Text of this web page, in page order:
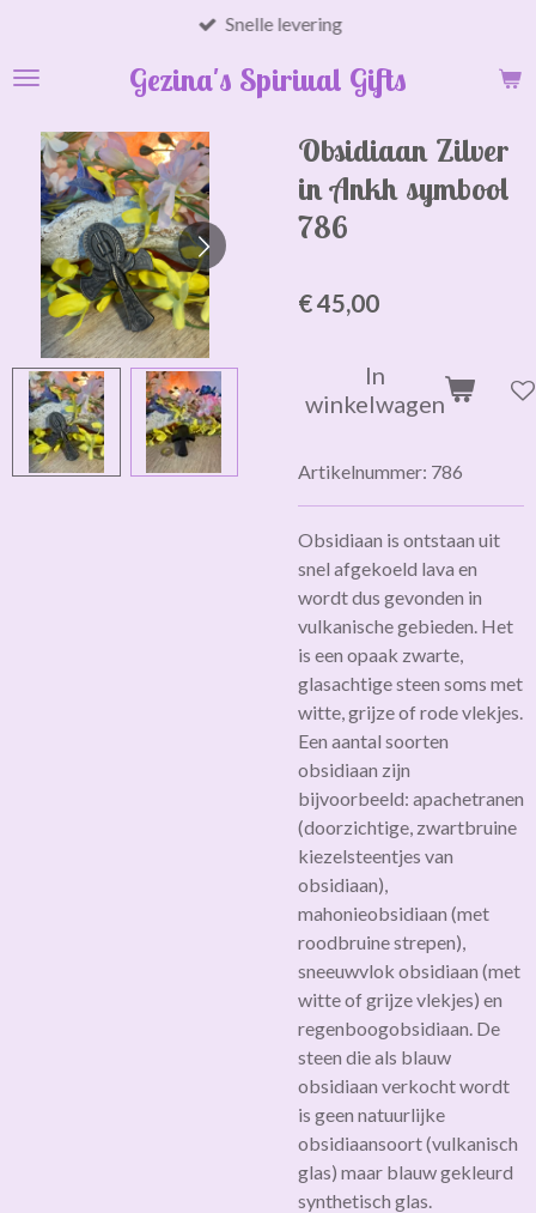
naar
hoofdinhoud
Gezina's Spiriual Gifts
Snelle levering
Obsidiaan Zilver
in Ankh symbool
786
€ 45,00
In
winkelwagen
Artikelnummer: 786
Obsidiaan is ontstaan uit
snel afgekoeld lava en
wordt dus gevonden in
vulkanische gebieden. Het
is een opaak zwarte,
glasachtige steen soms met
witte, grijze of rode vlekjes.
Een aantal soorten
obsidiaan zijn
bijvoorbeeld: apachetranen
(doorzichtige, zwartbruine
kiezelsteentjes van
obsidiaan),
mahonieobsidiaan (met
roodbruine strepen),
sneeuwvlok obsidiaan (met
witte of grijze vlekjes) en
regenboogobsidiaan. De
steen die als blauw
obsidiaan verkocht wordt
is geen natuurlijke
obsidiaansoort (vulkanisch
glas) maar blauw gekleurd
synthetisch glas.